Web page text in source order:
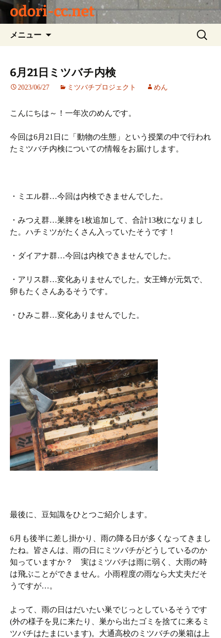
odori-cc.net
メニュー
ツ
キ
プ
検
索:
6月21日ミツバチ内検
2023/06/27 ミツバチプロジェクト めん
こんにちは～！一年次のめんです。
今回は6月21日に「動物の生態」という授業の中で行われ
たミツバチ内検についての情報をお届けします。
・ミエル群…今回は内検できませんでした。
・みつえ群…巣脾を1枚追加して、合計13枚になりまし
た。ハチミツがたくさん入っていたそうです！
・ダイアナ群…今回は内検できませんでした。
・アリス群…変化ありませんでした。女王蜂が元気で、
卵もたくさんあるそうです。
・ひみこ群…変化ありませんでした。
最後に、豆知識をひとつご紹介します。
6月も後半に差し掛かり、雨の降る日が多くなってきまし
たね。皆さんは、雨の日にミツバチがどうしているのか
知っていますか？ 実はミツバチは雨に弱く、大雨の時
は飛ぶことができません。小雨程度の雨なら大丈夫だそ
うですが…。
よって、雨の日はだいたい巣でじっとしているそうです
(外の様子を見に来たり、巣から出たゴミを捨てに来るミ
ツバチはたまにいます)。大通高校のミツバチの巣箱は上